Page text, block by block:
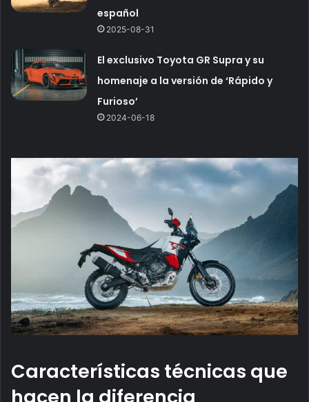
español
2025-08-31
El exclusivo Toyota GR Supra y su
homenaje a la versión de ‘Rápido y
Furioso’
2024-06-18
Características técnicas que
hacen la diferencia